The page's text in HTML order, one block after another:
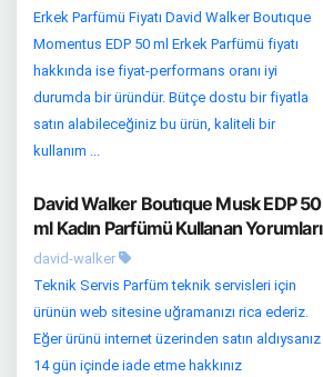
Erkek Parfümü Fiyatı David Walker Boutıque
Momentus EDP 50 ml Erkek Parfümü fiyatı
hakkında ise fiyat-performans oranı iyi
durumda bir üründür. Bütçe dostu bir fiyatla
satın alabileceğiniz bu ürün, kaliteli bir
kullanım ...
David Walker Boutıque Musk EDP 50
ml Kadın Parfümü Kullanan Yorumları
david-walker
Teknik Servis Parfüm teknik servisleri için
ürünün web sitesine uğramanızı rica ederiz.
Eğer ürünü internet üzerinden satın aldıysanız
14 gün içinde iade etme hakkınız